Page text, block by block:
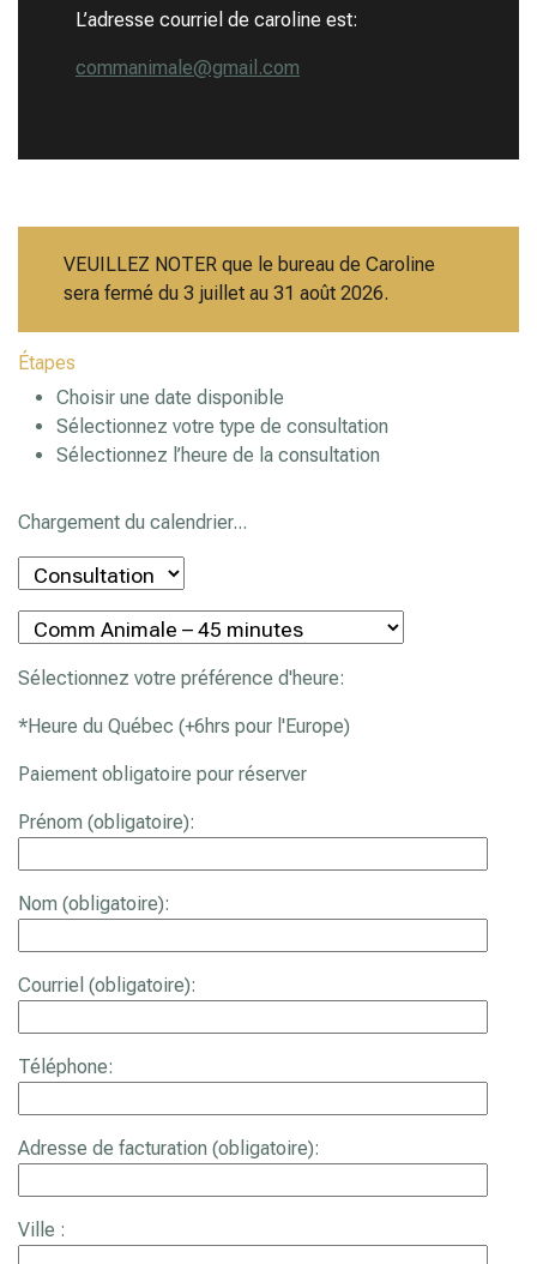
L’adresse courriel de caroline est:
commanimale@gmail.com
VEUILLEZ NOTER que le bureau de Caroline
sera fermé du 3 juillet au 31 août 2026.
Étapes
Choisir une date disponible
Sélectionnez votre type de consultation
Sélectionnez l’heure de la consultation
Chargement du calendrier...
Sélectionnez votre préférence d'heure:
*Heure du Québec (+6hrs pour l'Europe)
Paiement obligatoire pour réserver
Prénom (obligatoire):
Nom (obligatoire):
Courriel (obligatoire):
Téléphone:
Adresse de facturation (obligatoire):
Ville :